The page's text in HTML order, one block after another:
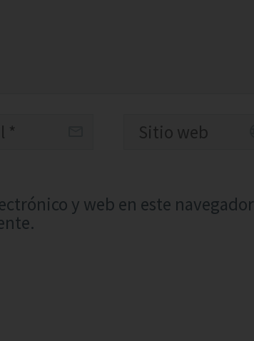
y web en este navegador